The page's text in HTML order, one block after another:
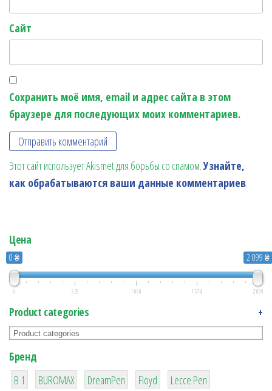
Сайт
Сохранить моё имя, email и адрес сайта в этом
браузере для последующих моих комментариев.
Этот сайт использует Akismet для борьбы со спамом.Узнайте,
как обрабатываются ваши данные комментариев.
Цена
0 ₴ 2 099 ₴
0 525 1 050 1 574 2 099
Product categories +
Бренд
B 1
1
BUROMAX
1
DreamPen
2
Floyd
2
Lecce Pen